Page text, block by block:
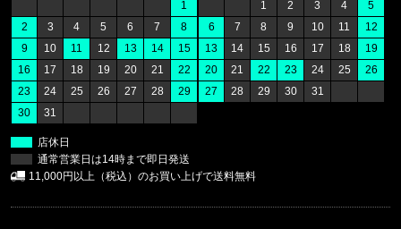
1
2
3 4 5 6 7
8
9
10 11 12 13 14
15
16
17 18 19 20 21
22
23
24 25 26 27 28
29
30
31
1
2 3 4
5
6
7 8 9 10 11
12
13
14 15 16 17 18
19
20
21 22 23 24 25
26
27
28 29 30 31
店休日
通常営業日は14時まで即日発送
11,000円以上（税込）のお買い上げで送料無料
福岡県のお客様ご注文ありがとうございます。
47 Brand/フォーティーセブンブランド
レッドソックス キャップ '47 クリー
福岡県のお客様ご注文ありがとうございます。
福岡県のお客様ご注文ありがとうございます。
LIGHTLY LINED TRIANGLE F8